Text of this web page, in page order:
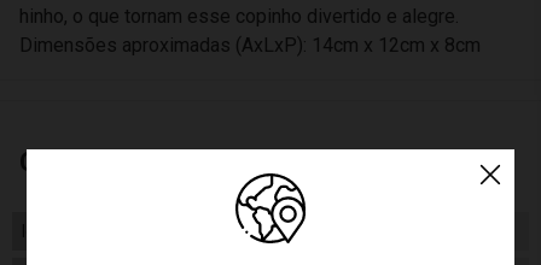
hinho, o que tornam esse copinho divertido e alegre.
Dimensões aproximadas (AxLxP): 14cm x 12cm x 8cm
Características
12m+